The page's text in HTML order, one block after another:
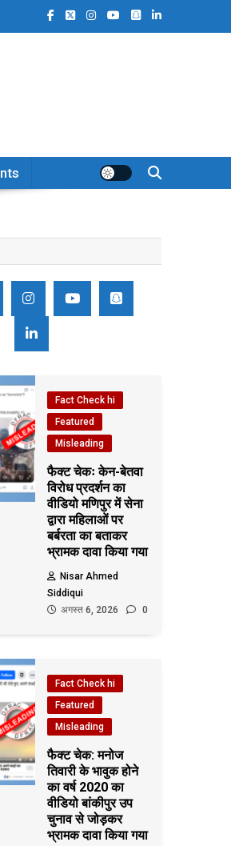
Fact Check hi
Featured
Misleading
फैक्ट चेकः केन-बेतवा
विरोध प्रदर्शन का
वीडियो मणिपुर में सेना
द्वारा महिलाओं पर
बर्बरता का बताकर
भ्रामक दावा किया गया
Nisar Ahmed
Siddiqui
अगस्त 6, 2026
0
Fact Check hi
Featured
Misleading
फैक्ट चेक: मनोज
तिवारी के भावुक होने
का वर्ष 2020 का
वीडियो बांकीपुर उप
चुनाव से जोड़कर
भ्रामक दावा किया गया